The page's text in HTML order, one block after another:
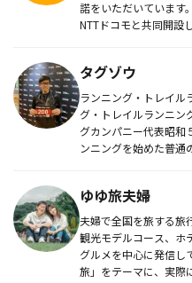
諾をいただいています
NTTドコモと共同開設
タグゾウ
ランニング・トレイル
グ・トレイルランニン
グカンパニー代表昭
ンニングを始めた普通
ゆゆ旅夫婦
夫婦で全国を旅する旅
観光モデルコース、ホ
グルメを中心に発信し
旅」をテーマに、実際